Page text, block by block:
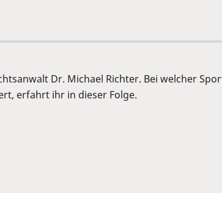
Dr. Michael Richter. Bei welcher
erfahrt ihr in dieser Folge.